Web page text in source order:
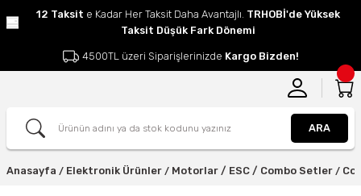
12 Taksit e Kadar Her Taksit Daha Avantajlı. TRHOBİ'de Yüksek
Taksit Düşük Fark Dönemi
4500TL üzeri Siparişlerinizde Kargo Bizden!
ARA
Anasayfa Elektronik Ürünler Motorlar / ESC / Combo Setler